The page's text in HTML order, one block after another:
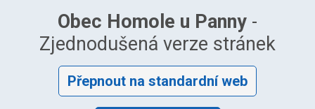
Obec Homole u Panny -
Zjednodušená verze stránek
Přepnout na standardní web